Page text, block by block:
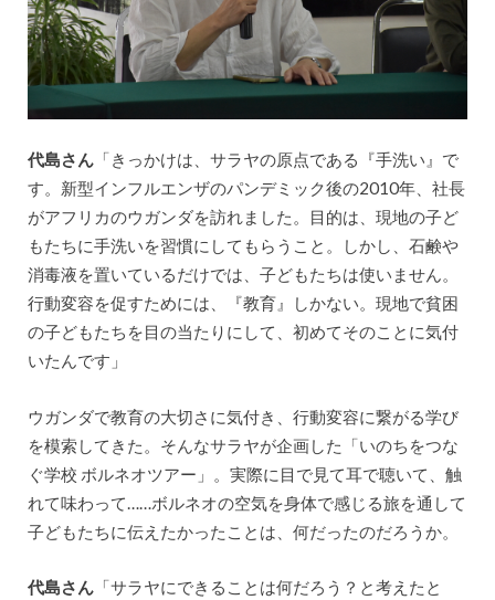
代島さん「きっかけは、サラヤの原点である『手洗い』で
す。新型インフルエンザのパンデミック後の2010年、社長
がアフリカのウガンダを訪れました。目的は、現地の子ど
もたちに手洗いを習慣にしてもらうこと。しかし、石鹸や
消毒液を置いているだけでは、子どもたちは使いません。
行動変容を促すためには、『教育』しかない。現地で貧困
の子どもたちを目の当たりにして、初めてそのことに気付
いたんです」
ウガンダで教育の大切さに気付き、行動変容に繋がる学び
を模索してきた。そんなサラヤが企画した「いのちをつな
ぐ学校 ボルネオツアー」。実際に目で見て耳で聴いて、触
れて味わって……ボルネオの空気を身体で感じる旅を通して
子どもたちに伝えたかったことは、何だったのだろうか。
代島さん「サラヤにできることは何だろう？と考えたと